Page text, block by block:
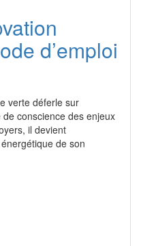
d’emploi
verte déferle sur
de conscience des enjeux
il devient
de son